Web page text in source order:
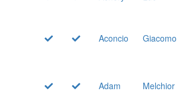
Aconcio Giacomo
Adam Melchior